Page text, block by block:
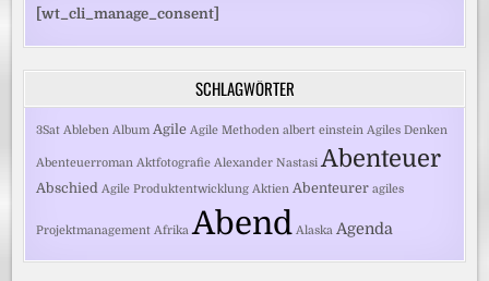
[wt_cli_manage_consent]
SCHLAGWÖRTER
3Sat Ableben Album Agile Agile Methoden albert einstein Agiles Denken
Abenteuerroman Aktfotografie Alexander Nastasi Abenteuer
Abschied Agile Produktentwicklung Aktien Abenteurer agiles
Projektmanagement Afrika Abend Alaska Agenda